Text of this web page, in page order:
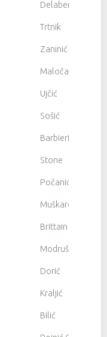
Delabernardina
Trtnik
Zaninić
Maloča
Ujčić
Sošić
Barbieri
Stone
Počanić
Muškardin
Brittain
Modrušan
Dorić
Kraljić
Bilić